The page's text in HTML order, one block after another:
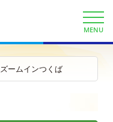
MENU
ズームインつくば